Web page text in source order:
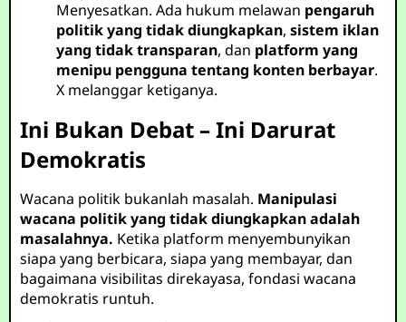
Menyesatkan. Ada hukum melawan pengaruh
politik yang tidak diungkapkan,sistem iklan
yang tidak transparan, dan platform yang
menipu pengguna tentang konten berbayar.
X melanggar ketiganya.
Ini Bukan Debat – Ini Darurat
Demokratis
Wacana politik bukanlah masalah. Manipulasi
wacana politik yang tidak diungkapkan adalah
masalahnya. Ketika platform menyembunyikan
siapa yang berbicara, siapa yang membayar, dan
bagaimana visibilitas direkayasa, fondasi wacana
demokratis runtuh.